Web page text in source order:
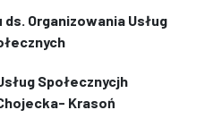
Organizowania Usług
Społecznycjh
Krasoń